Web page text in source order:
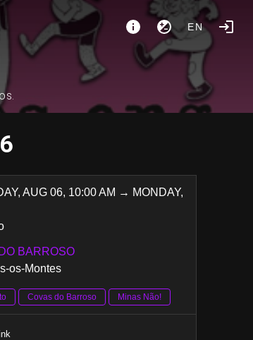
EN
AUG 06, 10:00 AM → MONDAY,
BARROSO
os-Montes
Covas do Barroso Minas Não!